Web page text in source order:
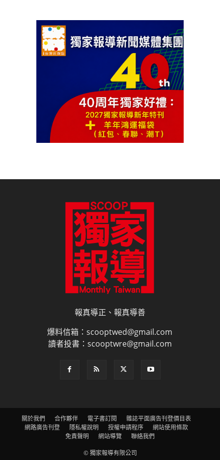
報真導正、報真導善
爆料信箱：scooptwed@gmail.com
讀者投書：scooptwre@gmail.com
關於我們 合作夥伴 電子書訂閱
雜誌平面廣告刊登價目表
網路廣告刊登
隱私權說明 授權申請程序
網站使用條款
免責聲明
網站導覽
聯絡我們
© 獨家報導有限公司